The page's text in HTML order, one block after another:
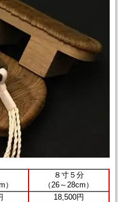
）
８寸５分
（26～28cm）
18,500円